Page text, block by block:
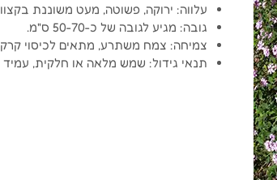
עלווה: ירוקה, פשוטה, מעט משוננת
גובה: מגיע לגובה של כ-50-70 ס"מ.
צמיחה: צמח משתרע, מתאים לכיסוי קרקע
תנאי גידול: שמש מלאה או חלקית,